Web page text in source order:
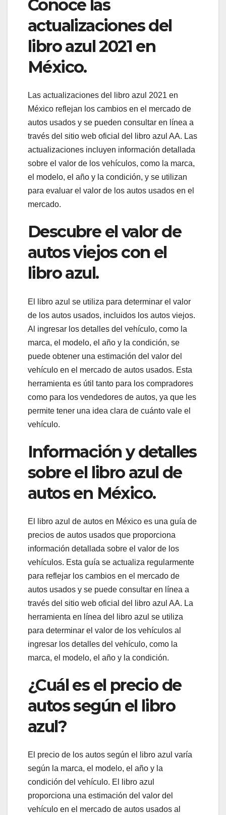
Conoce las
actualizaciones del
libro azul 2021 en
México.
Las actualizaciones del libro azul 2021 en
México reflejan los cambios en el mercado de
autos usados y se pueden consultar en línea a
través del sitio web oficial del libro azul AA. Las
actualizaciones incluyen información detallada
sobre el valor de los vehículos, como la marca,
el modelo, el año y la condición, y se utilizan
para evaluar el valor de los autos usados en el
mercado.
Descubre el valor de
autos viejos con el
libro azul.
El libro azul se utiliza para determinar el valor
de los autos usados, incluidos los autos viejos.
Al ingresar los detalles del vehículo, como la
marca, el modelo, el año y la condición, se
puede obtener una estimación del valor del
vehículo en el mercado de autos usados. Esta
herramienta es útil tanto para los compradores
como para los vendedores de autos, ya que les
permite tener una idea clara de cuánto vale el
vehículo.
Información y detalles
sobre el libro azul de
autos en México.
El libro azul de autos en México es una guía de
precios de autos usados que proporciona
información detallada sobre el valor de los
vehículos. Esta guía se actualiza regularmente
para reflejar los cambios en el mercado de
autos usados y se puede consultar en línea a
través del sitio web oficial del libro azul AA. La
herramienta en línea del libro azul se utiliza
para determinar el valor de los vehículos al
ingresar los detalles del vehículo, como la
marca, el modelo, el año y la condición.
¿Cuál es el precio de
autos según el libro
azul?
El precio de los autos según el libro azul varía
según la marca, el modelo, el año y la
condición del vehículo. El libro azul
proporciona una estimación del valor del
vehículo en el mercado de autos usados al